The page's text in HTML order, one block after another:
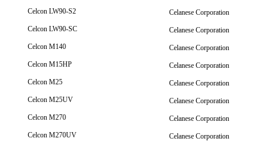
Celcon LW90-S2
Celanese Corporation
Celcon LW90-SC
Celanese Corporation
Celcon M140
Celanese Corporation
Celcon M15HP
Celanese Corporation
Celcon M25
Celanese Corporation
Celcon M25UV
Celanese Corporation
Celcon M270
Celanese Corporation
Celcon M270UV
Celanese Corporation